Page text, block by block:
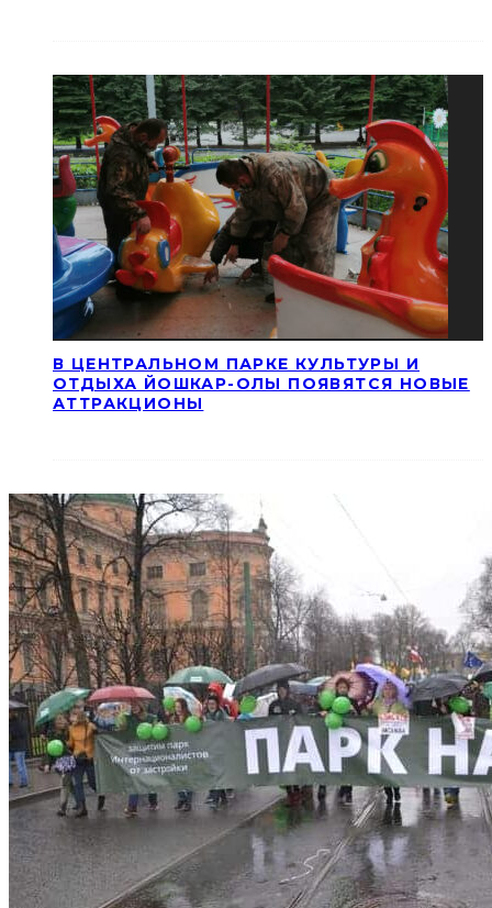
В ЦЕНТРАЛЬНОМ ПАРКЕ КУЛЬТУРЫ И
ОТДЫХА ЙОШКАР-ОЛЫ ПОЯВЯТСЯ НОВЫЕ
АТТРАКЦИОНЫ